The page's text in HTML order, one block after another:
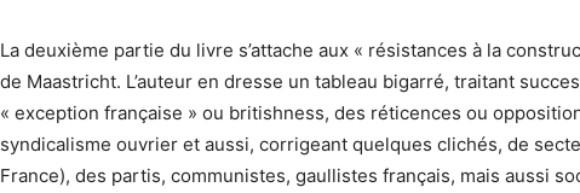
La deuxième partie du livre s’attache aux « résistances à la
de Maastricht. L’auteur en dresse un tableau bigarré, traitant
« exception française » ou britishness, des réticences ou
syndicalisme ouvrier et aussi, corrigeant quelques clichés, de
France), des partis, communistes, gaullistes français, mais aussi